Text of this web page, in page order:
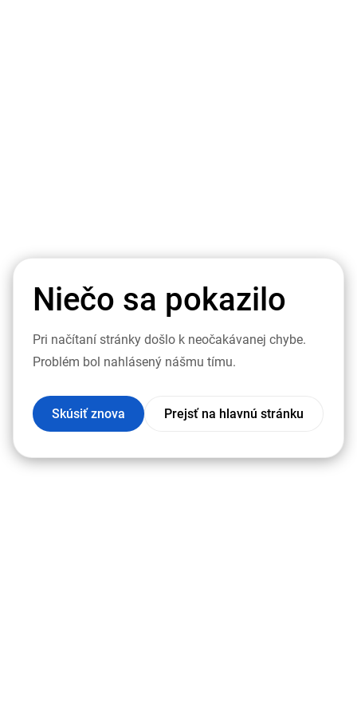
Niečo sa pokazilo
Pri načítaní stránky došlo k neočakávanej chybe.
Problém bol nahlásený nášmu tímu.
Skúsiť znova Prejsť na hlavnú stránku